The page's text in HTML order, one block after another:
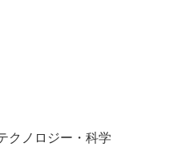
クノロジー・科学